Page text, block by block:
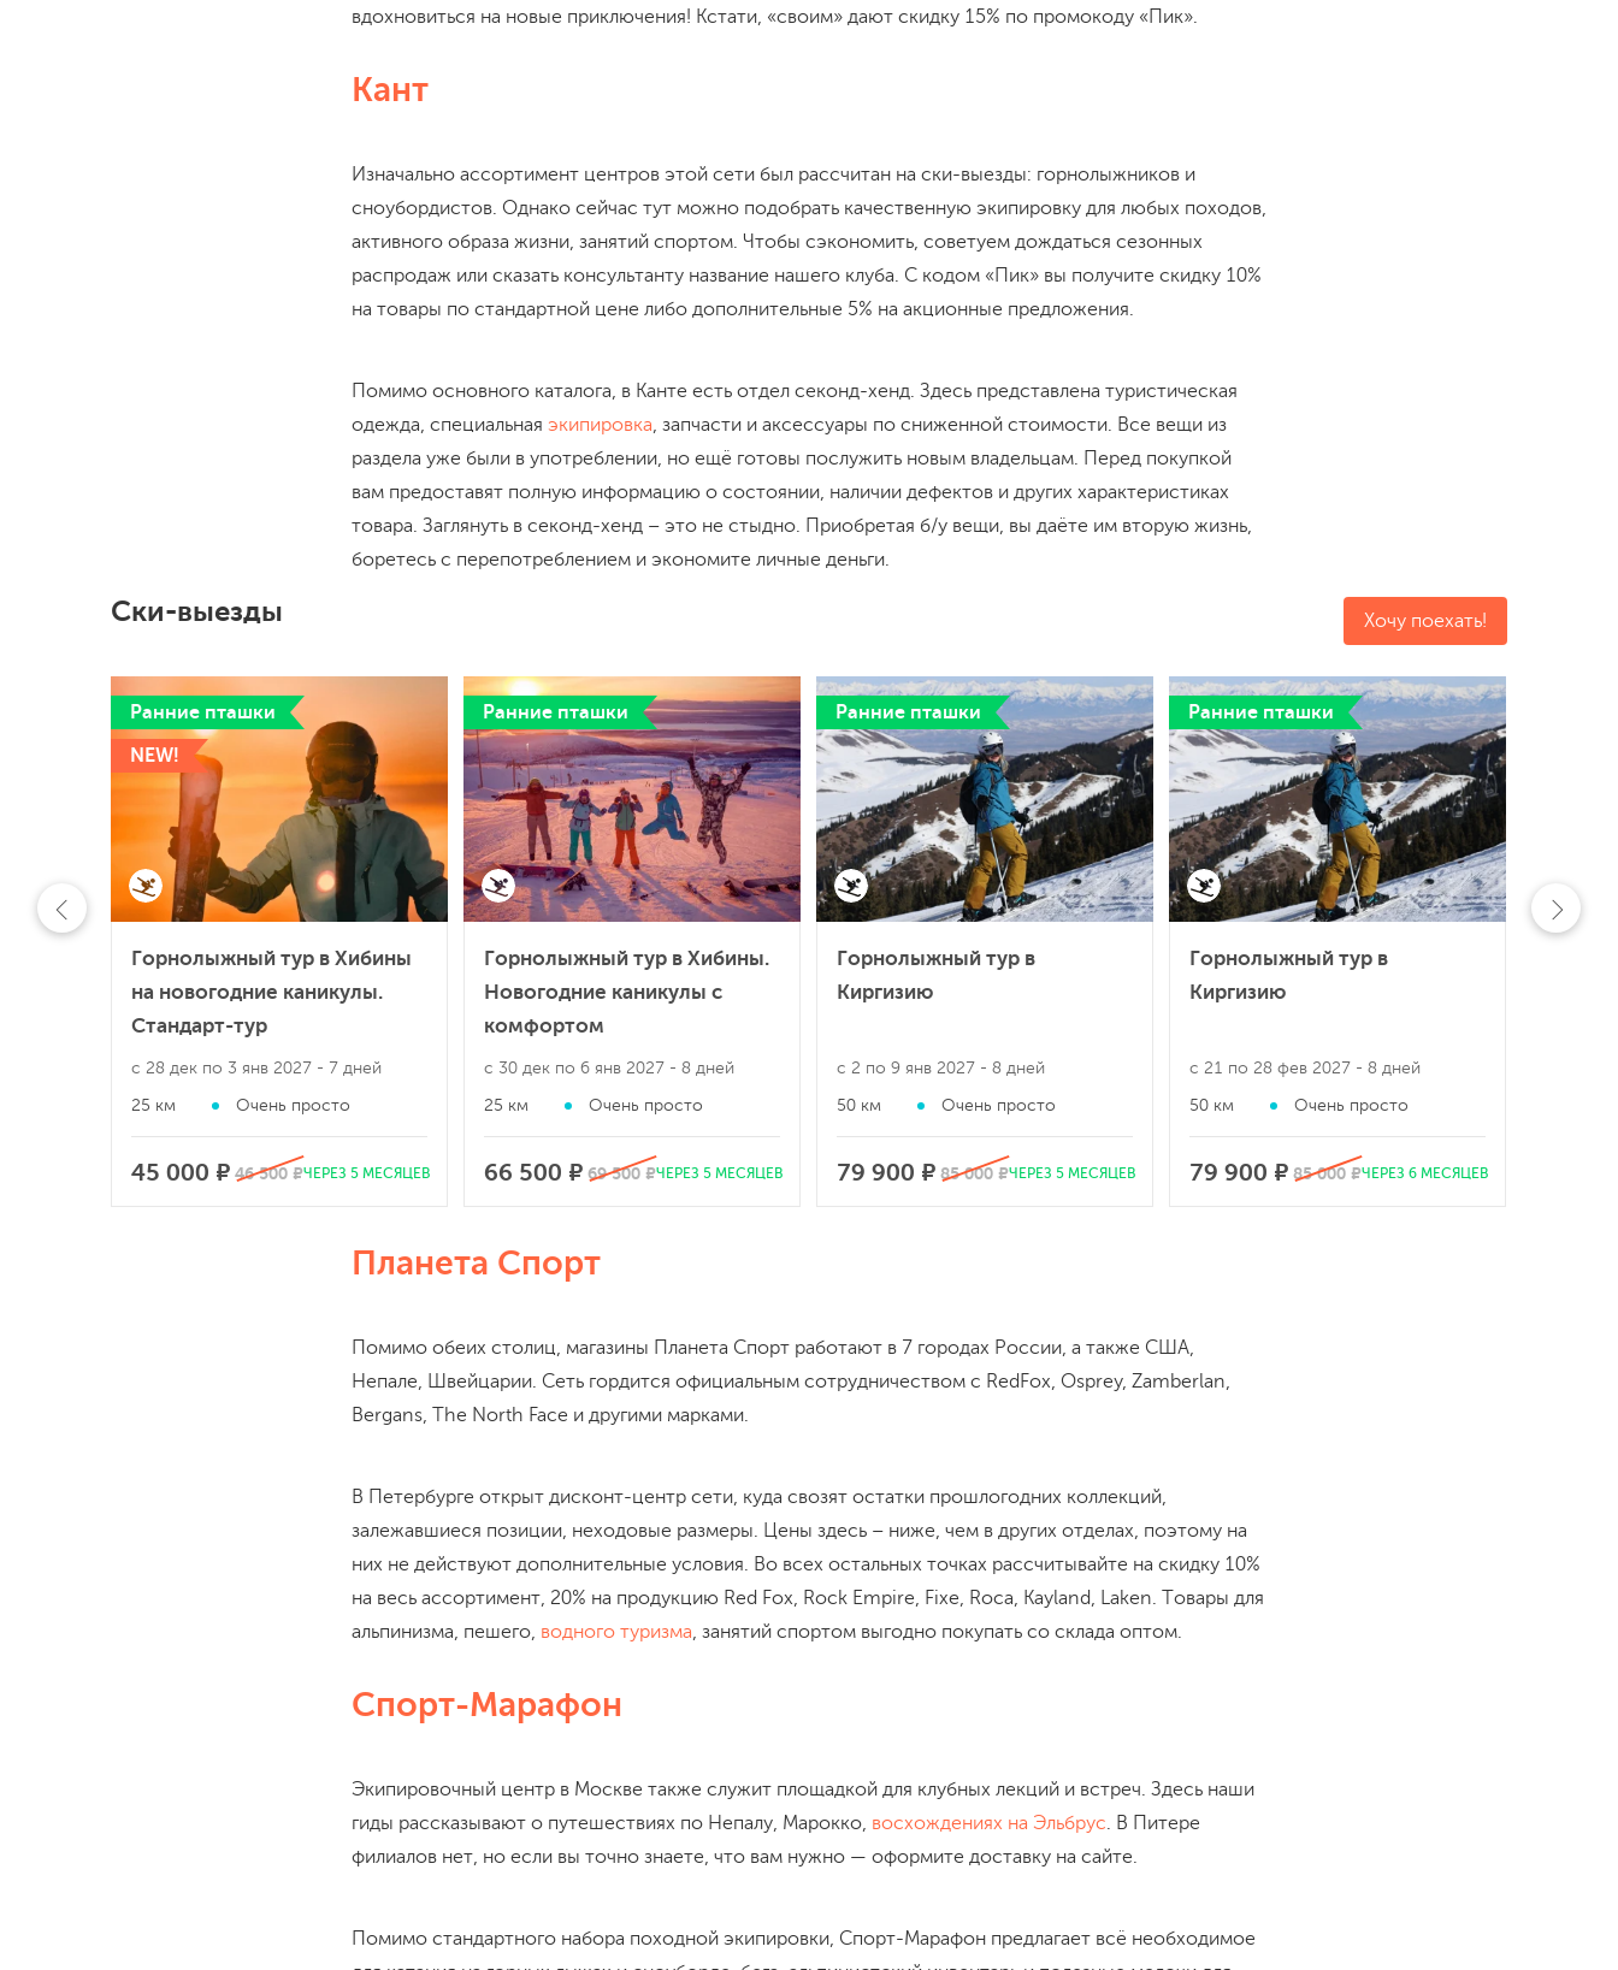
вдохновиться на новые приключения! Кстати, «своим» дают скидку 15% по промокоду «Пик».
Кант
Изначально ассортимент центров этой сети был рассчитан на ски-выезды: горнолыжников и
сноубордистов. Однако сейчас тут можно подобрать качественную экипировку для любых походов,
активного образа жизни, занятий спортом. Чтобы сэкономить, советуем дождаться сезонных
распродаж или сказать консультанту название нашего клуба. С кодом «Пик» вы получите скидку 10%
на товары по стандартной цене либо дополнительные 5% на акционные предложения.
Помимо основного каталога, в Канте есть отдел секонд-хенд. Здесь представлена туристическая
одежда, специальная экипировка, запчасти и аксессуары по сниженной стоимости. Все вещи из
раздела уже были в употреблении, но ещё готовы послужить новым владельцам. Перед покупкой
вам предоставят полную информацию о состоянии, наличии дефектов и других характеристиках
товара. Заглянуть в секонд-хенд – это не стыдно. Приобретая б/у вещи, вы даёте им вторую жизнь,
боретесь с перепотреблением и экономите личные деньги.
Ски-выезды Хочу поехать!
Ранние пташки
NEW!
Горнолыжный тур в Хибины
на новогодние каникулы.
Стандарт-тур
с 28 дек по 3 янв 2027 - 7 дней
25 км Очень просто
45 000 ₽ 46 500 ₽ЧЕРЕЗ 5 МЕСЯЦЕВ
Ранние пташки
Горнолыжный тур в Хибины.
Новогодние каникулы с
комфортом
с 30 дек по 6 янв 2027 - 8 дней
25 км Очень просто
66 500 ₽ 69 500 ₽ЧЕРЕЗ 5 МЕСЯЦЕВ
Ранние пташки
Горнолыжный тур в
Киргизию
с 2 по 9 янв 2027 - 8 дней
50 км Очень просто
79 900 ₽ 85 000 ₽ЧЕРЕЗ 5 МЕСЯЦЕВ
Ранние пташки
Горнолыжный тур в
Киргизию
с 21 по 28 фев 2027 - 8 дней
50 км Очень просто
79 900 ₽ 85 000 ₽ЧЕРЕЗ 6 МЕСЯЦЕВ
Планета Спорт
Помимо обеих столиц, магазины Планета Спорт работают в 7 городах России, а также США,
Непале, Швейцарии. Сеть гордится официальным сотрудничеством с RedFox, Osprey, Zamberlan,
Bergans, The North Face и другими марками.
В Петербурге открыт дисконт-центр сети, куда свозят остатки прошлогодних коллекций,
залежавшиеся позиции, неходовые размеры. Цены здесь – ниже, чем в других отделах, поэтому на
них не действуют дополнительные условия. Во всех остальных точках рассчитывайте на скидку 10%
на весь ассортимент, 20% на продукцию Red Fox, Rock Empire, Fixe, Roca, Kayland, Laken. Товары для
альпинизма, пешего, водного туризма, занятий спортом выгодно покупать со склада оптом.
Спорт-Марафон
Экипировочный центр в Москве также служит площадкой для клубных лекций и встреч. Здесь наши
гиды рассказывают о путешествиях по Непалу, Марокко, восхождениях на Эльбрус. В Питере
филиалов нет, но если вы точно знаете, что вам нужно — оформите доставку на сайте.
Помимо стандартного набора походной экипировки, Спорт-Марафон предлагает всё необходимое